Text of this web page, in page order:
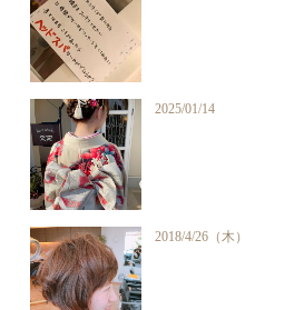
2025/01/14
2018/4/26（木）